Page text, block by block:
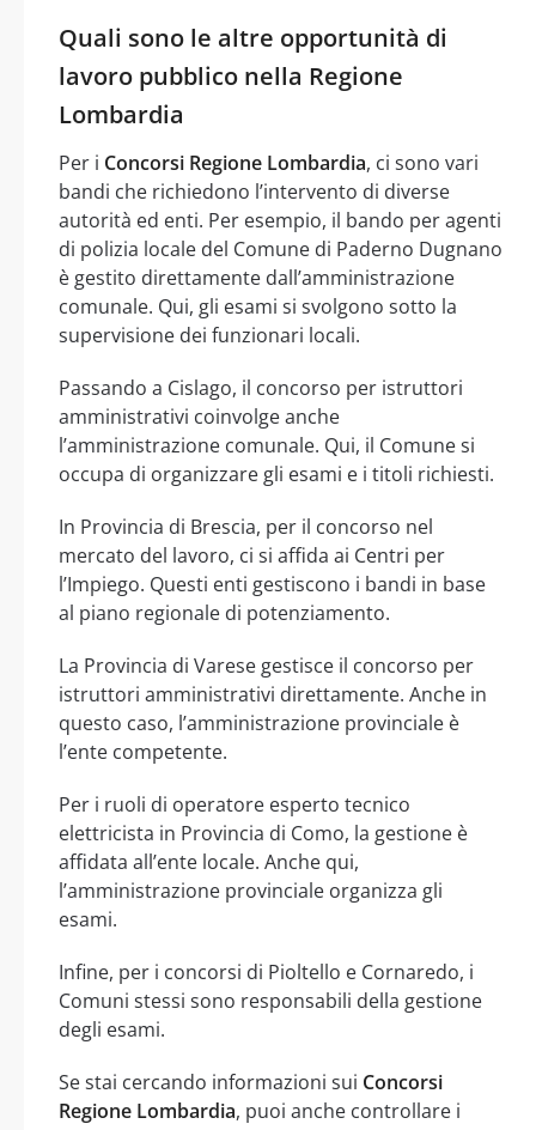
Quali sono le altre opportunità di
lavoro pubblico nella Regione
Lombardia
Per i Concorsi Regione Lombardia, ci sono vari
bandi che richiedono l’intervento di diverse
autorità ed enti. Per esempio, il bando per agenti
di polizia locale del Comune di Paderno Dugnano
è gestito direttamente dall’amministrazione
comunale. Qui, gli esami si svolgono sotto la
supervisione dei funzionari locali.
Passando a Cislago, il concorso per istruttori
amministrativi coinvolge anche
l’amministrazione comunale. Qui, il Comune si
occupa di organizzare gli esami e i titoli richiesti.
In Provincia di Brescia, per il concorso nel
mercato del lavoro, ci si affida ai Centri per
l’Impiego. Questi enti gestiscono i bandi in base
al piano regionale di potenziamento.
La Provincia di Varese gestisce il concorso per
istruttori amministrativi direttamente. Anche in
questo caso, l’amministrazione provinciale è
l’ente competente.
Per i ruoli di operatore esperto tecnico
elettricista in Provincia di Como, la gestione è
affidata all’ente locale. Anche qui,
l’amministrazione provinciale organizza gli
esami.
Infine, per i concorsi di Pioltello e Cornaredo, i
Comuni stessi sono responsabili della gestione
degli esami.
Se stai cercando informazioni sui Concorsi
Regione Lombardia, puoi anche controllare i